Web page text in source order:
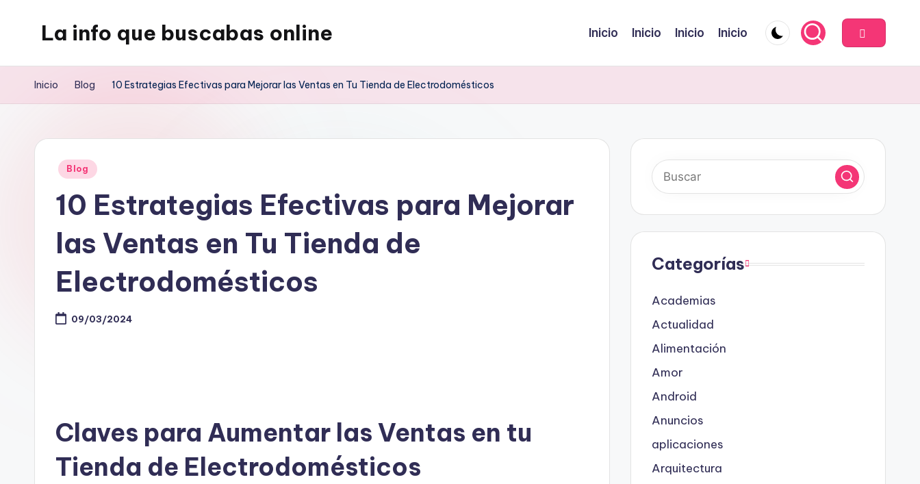
La info que buscabas online
blog
y
entretenerte
leyendo
Inicio Inicio Inicio Inicio
Inicio Blog 10 Estrategias Efectivas para Mejorar las Ventas en Tu Tienda de Electrodomésticos
Publicado
Blog
10 Estrategias Efectivas para Mejorar
las Ventas en Tu Tienda de
Electrodomésticos
09/03/2024
Claves para Aumentar las Ventas en tu
Tienda de Electrodomésticos
Categorías
Academias
Actualidad
Alimentación
Amor
Android
Anuncios
aplicaciones
Arquitectura